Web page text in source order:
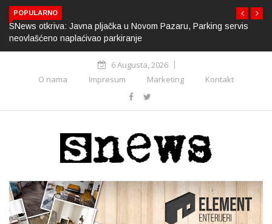
POPULARNO
SNews otkriva: Javna pljačka u Novom Pazaru, Parking servis
neovlašćeno naplaćivao parkiranje
6 Augusta, 2026
O nama
Impresum Marketing Kontakt